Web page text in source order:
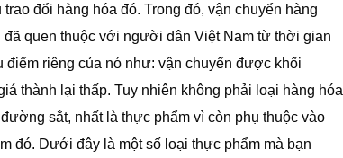
đổi hàng hóa đó. Trong đó, vận chuyển hàng
quen thuộc với người dân Việt Nam từ thời gian
riêng của nó như: vận chuyển được khối
thành lại thấp. Tuy nhiên không phải loại hàng hóa
sắt, nhất là thực phẩm vì còn phụ thuộc vào
đó. Dưới đây là một số loại thực phẩm mà bạn